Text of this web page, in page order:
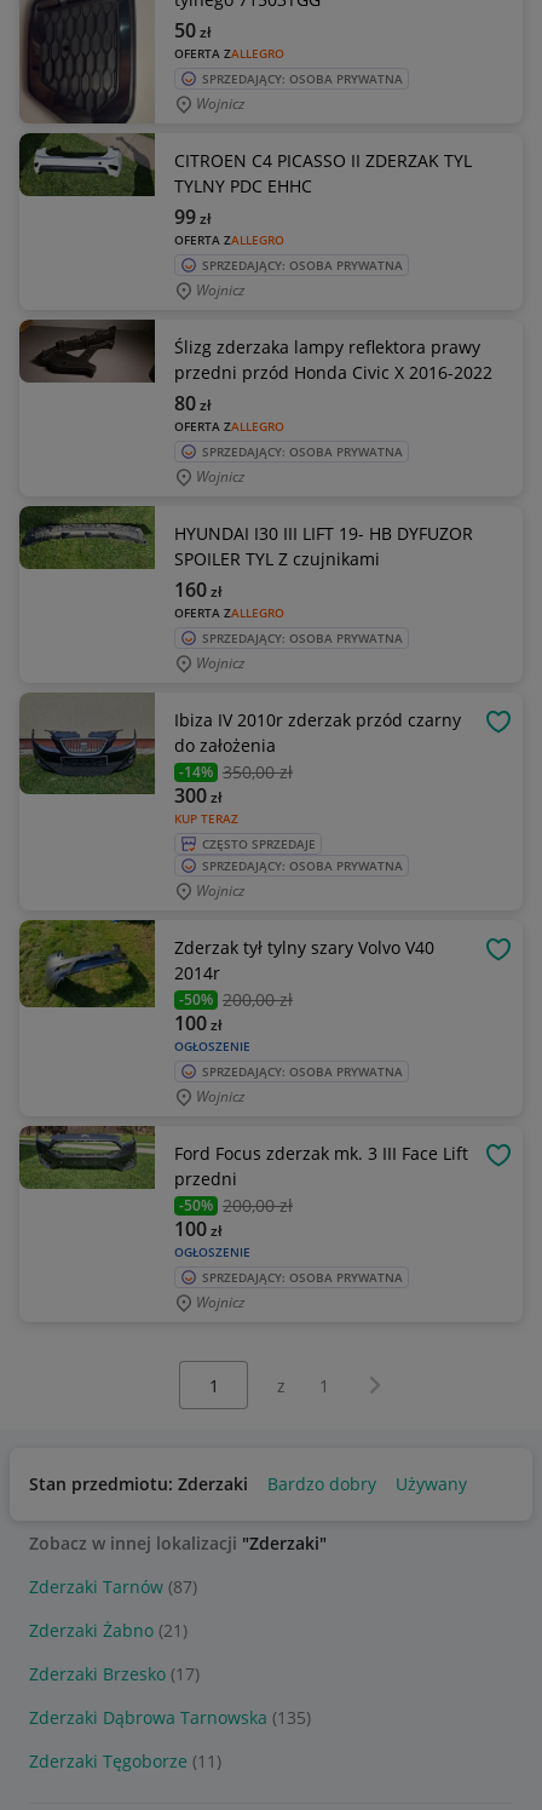
OFERTA ZALLEGRO
50zł
SPRZEDAJĄCY: OSOBA PRYWATNA
Wojnicz
CITROEN C4 PICASSO II ZDERZAK TYL
TYLNY PDC EHHC
OFERTA ZALLEGRO
99zł
SPRZEDAJĄCY: OSOBA PRYWATNA
Wojnicz
Ślizg zderzaka lampy reflektora prawy
przedni przód Honda Civic X 2016-2022
OFERTA ZALLEGRO
80zł
SPRZEDAJĄCY: OSOBA PRYWATNA
Wojnicz
HYUNDAI I30 III LIFT 19- HB DYFUZOR
SPOILER TYL Z czujnikami
OFERTA ZALLEGRO
160zł
SPRZEDAJĄCY: OSOBA PRYWATNA
Wojnicz
Ibiza IV 2010r zderzak przód czarny
do założenia
-14% 350,00 zł
KUP TERAZ
300zł
CZĘSTO SPRZEDAJE
SPRZEDAJĄCY: OSOBA PRYWATNA
Wojnicz
Zderzak tył tylny szary Volvo V40
2014r
-50% 200,00 zł
OGŁOSZENIE
100zł
SPRZEDAJĄCY: OSOBA PRYWATNA
Wojnicz
Ford Focus zderzak mk. 3 III Face Lift
przedni
-50% 200,00 zł
OGŁOSZENIE
100zł
SPRZEDAJĄCY: OSOBA PRYWATNA
Wojnicz
z 1 Następna strona
Stan przedmiotu: Zderzaki Bardzo dobry Używany
Zobacz w innej lokalizacji "Zderzaki"
Zderzaki Tarnów (87)
Zderzaki Żabno (21)
Zderzaki Brzesko (17)
Zderzaki Dąbrowa Tarnowska (135)
Zderzaki Tęgoborze (11)